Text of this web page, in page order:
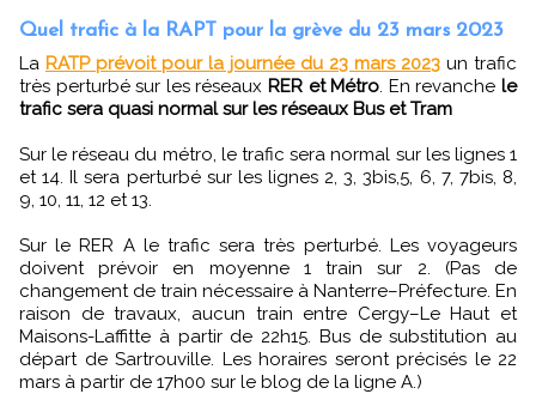
Quel trafic à la RAPT pour la grève du 23 mars 2023
La RATP prévoit pour la journée du 23 mars 2023 un trafic
très perturbé sur les réseaux RER et Métro . En revanche le
trafic sera quasi normal sur les réseaux Bus et Tram
Sur le réseau du métro, le trafic sera normal sur les lignes 1
et 14. Il sera perturbé sur les lignes 2, 3, 3bis,5, 6, 7, 7bis, 8,
9, 10, 11, 12 et 13.
Sur le RER A le trafic sera très perturbé. Les voyageurs
doivent prévoir en moyenne 1 train sur 2. (Pas de
changement de train nécessaire à Nanterre–Préfecture. En
raison de travaux, aucun train entre Cergy–Le Haut et
Maisons-Laffitte à partir de 22h15. Bus de substitution au
départ de Sartrouville. Les horaires seront précisés le 22
mars à partir de 17h00 sur le blog de la ligne A.)